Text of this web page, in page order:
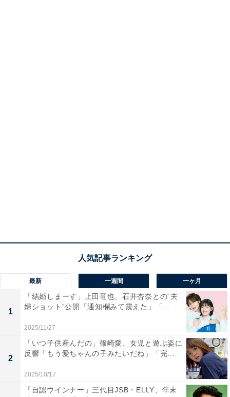
最新 一週間 一ヶ月
1
「結婚しまーす」上田竜也、石井杏奈との“夫
婦ショット”公開「通知欄みて震えた」「...
2025/11/27
2
「いつ子供産んだの」篠崎愛、女児と遊ぶ姿に
反響「もう愛ちゃんの子みたいだね」「完...
2025/10/17
「自認ウインナー」三代目JSB・ELLY、年末